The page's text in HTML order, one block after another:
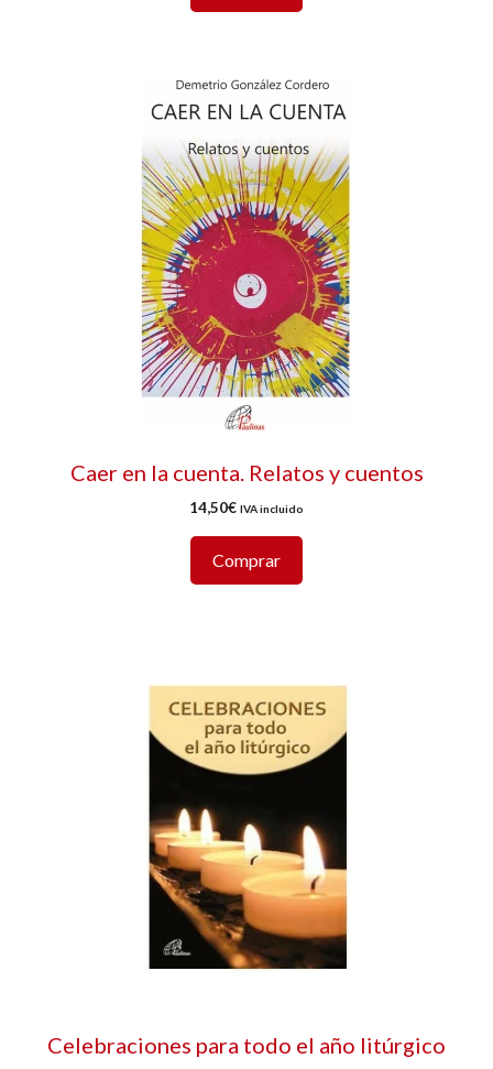
Caer en la cuenta. Relatos y cuentos
14,50€ IVA incluido
Comprar
Celebraciones para todo el año litúrgico